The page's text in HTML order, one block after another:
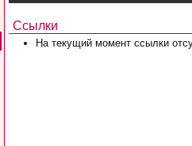
Ссылки
На текущий момент ссылки